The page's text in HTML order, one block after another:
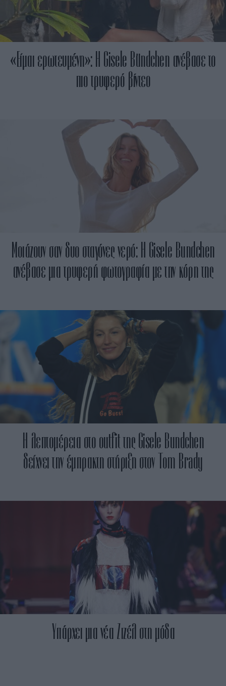
«Είμαι ερωτευμένη»: Η Gisele Bündchen ανέβασε το
πιο τρυφερό βίντεο
Μοιάζουν σαν δυο σταγόνες νερό: Η Gisele Bundchen
ανέβασε μια τρυφερή φωτογραφία με την κόρη της
Η λεπτομέρεια στο outfit της Gisele Bundchen
δείχνει την έμπρακτη στήριξη στον Tom Brady
Yπάρχει μια νέα Ζιζέλ στη μόδα